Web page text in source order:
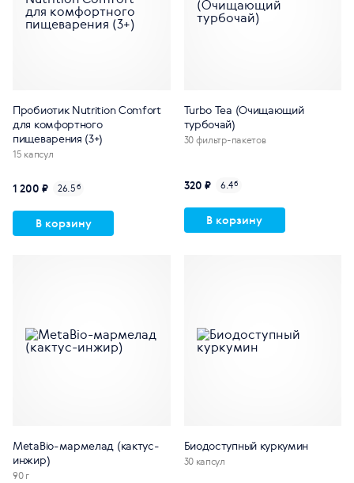
Пробиотик Nutrition Comfort
для комфортного
пищеварения (3+)
15 капсул
1 200 ₽ 26.5б
В корзину
Turbo Tea (Очищающий
турбочай)
30 фильтр-пакетов
320 ₽ 6.4б
В корзину
MetaBio-мармелад (кактус-
инжир)
90 г
Биодоступный куркумин
30 капсул